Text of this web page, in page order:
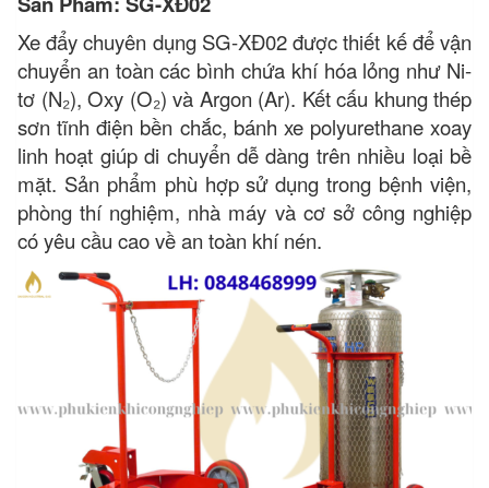
Xe đẩy chuyên dụng SG-XĐ02 được thiết kế để vận
chuyển an toàn các bình chứa khí hóa lỏng như Ni-
tơ (N₂), Oxy (O₂) và Argon (Ar). Kết cấu khung thép
sơn tĩnh điện bền chắc, bánh xe polyurethane xoay
linh hoạt giúp di chuyển dễ dàng trên nhiều loại bề
mặt. Sản phẩm phù hợp sử dụng trong bệnh viện,
phòng thí nghiệm, nhà máy và cơ sở công nghiệp
có yêu cầu cao về an toàn khí nén.